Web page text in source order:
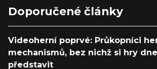
Doporučené články
Videoherní poprvé: Průkopníci
mechanismů, bez nichž si hry
představit